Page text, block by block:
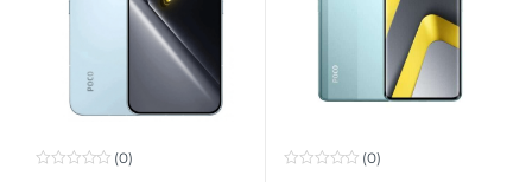
(0) (0)